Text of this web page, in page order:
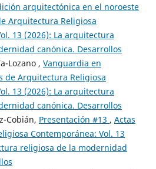
arquitectónica en el noroeste
Arquitectura Religiosa
13 (2026): La arquitectura
canónica. Desarrollos
Lozano , Vanguardia en
de Arquitectura Religiosa
13 (2026): La arquitectura
canónica. Desarrollos
Cobián, Presentación #13 , Actas
Contemporánea: Vol. 13
religiosa de la modernidad